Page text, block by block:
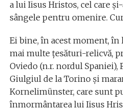
a lui Iisus Hristos, cel care
sângele pentru omenire.
Ei bine, în acest moment,
mai multe țesături-relicvă,
Oviedo (n.r. nordul Spaniei),
Giulgiul de la Torino și
Kornelimünster, care sunt
înmormântarea lui Iisus